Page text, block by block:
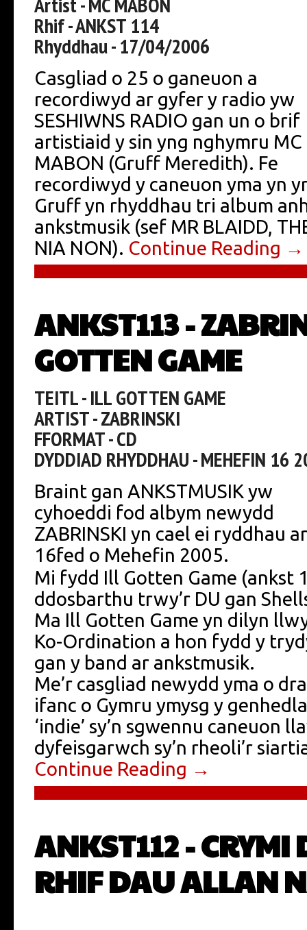
Rhif - ANKST 114
Rhyddhau - 17/04/2006
Casgliad o 25 o ganeuon a
recordiwyd ar gyfer y radio yw
SESHIWNS RADIO gan un o brif
artistiaid y sin yng nghymru MC
MABON (Gruff Meredith). Fe
recordiwyd y caneuon yma yn
Gruff yn rhyddhau tri album
ankstmusik (sef MR BLAIDD,
NIA NON). Continue Reading →
ANKST113 -
GOTTEN GAME
TEITL - ILL GOTTEN GAME
ARTIST - ZABRINSKI
FFORMAT - CD
DYDDIAD RHYDDHAU - MEHEFIN 16
Braint gan ANKSTMUSIK yw
cyhoeddi fod albym newydd
ZABRINSKI yn cael ei ryddhau
16fed o Mehefin 2005.
Mi fydd Ill Gotten Game (ankst
ddosbarthu trwy’r DU gan
Ma Ill Gotten Game yn dilyn
Ko-Ordination a hon fydd y
gan y band ar ankstmusik.
Me’r casgliad newydd yma o
ifanc o Gymru ymysg y
‘indie’ sy’n sgwennu caneuon
dyfeisgarwch sy’n rheoli’r
Continue Reading →
ANKST112 - CRYMI
RHIF DAU ALLAN